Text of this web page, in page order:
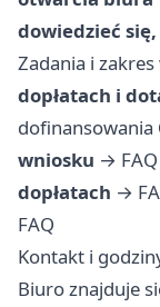
dowiedzieć
Zadania i
dopłatach i
dofinansowania
wniosku → FAQ
dopłatach →
FAQ
Kontakt i
Biuro znajduje